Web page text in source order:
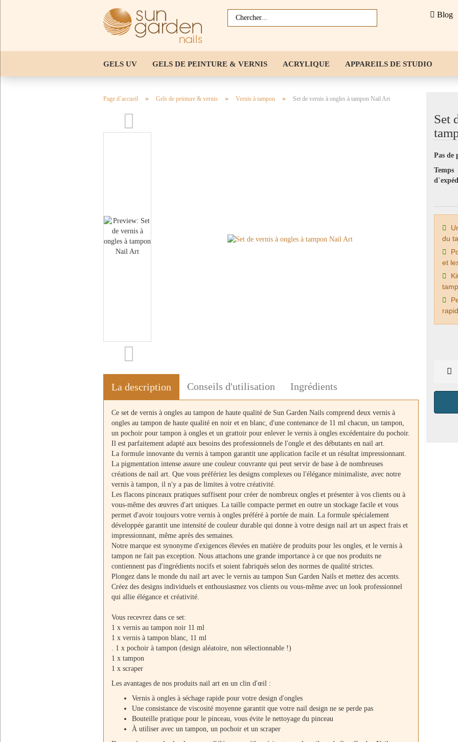
Blog
GELS UV GELS DE PEINTURE & VERNIS ACRYLIQUE APPAREILS DE STUDIO
ACCESSOIRES POUR LES ONGLES
Page d`accueil » Gels de peinture & vernis » Vernis à tampon » Set de vernis à ongles à tampon Nail Art
Set
Pas de
Temps
du
et
La description Conseils d'utilisation Ingrédients
Ce set de vernis à ongles au tampon de haute qualité de Sun Garden Nails comprend deux vernis à
ongles au tampon de haute qualité en noir et en blanc, d'une contenance de 11 ml chacun, un tampon,
un pochoir pour tampon à ongles et un grattoir pour enlever le vernis à ongles excédentaire du pochoir.
Il est parfaitement adapté aux besoins des professionnels de l'ongle et des débutants en nail art.
La formule innovante du vernis à tampon garantit une application facile et un résultat impressionnant.
La pigmentation intense assure une couleur couvrante qui peut servir de base à de nombreuses
créations de nail art. Que vous préfériez les designs complexes ou l'élégance minimaliste, avec notre
vernis à tampon, il n'y a pas de limites à votre créativité.
Les flacons pinceaux pratiques suffisent pour créer de nombreux ongles et présenter à vos clients ou à
vous-même des œuvres d'art uniques. La taille compacte permet en outre un stockage facile et vous
permet d'avoir toujours votre vernis à ongles préféré à portée de main. La formule spécialement
développée garantit une intensité de couleur durable qui donne à votre design nail art un aspect frais et
impressionnant, même après des semaines.
Notre marque est synonyme d'exigences élevées en matière de produits pour les ongles, et le vernis à
tampon ne fait pas exception. Nous attachons une grande importance à ce que nos produits ne
contiennent pas d'ingrédients nocifs et soient fabriqués selon des normes de qualité strictes.
Plongez dans le monde du nail art avec le vernis au tampon Sun Garden Nails et mettez des accents.
Créez des designs individuels et enthousiasmez vos clients ou vous-même avec un look professionnel
qui allie élégance et créativité.
Vous recevrez dans ce set:
1 x vernis au tampon noir 11 ml
1 x vernis à tampon blanc, 11 ml
. 1 x pochoir à tampon (design aléatoire, non sélectionnable !)
1 x tampon
1 x scraper
Les avantages de nos produits nail art en un clin d'œil :
Vernis à ongles à séchage rapide pour votre design d'ongles
Une consistance de viscosité moyenne garantit que votre nail design ne se perde pas
Bouteille pratique pour le pinceau, vous évite le nettoyage du pinceau
À utiliser avec un tampon, un pochoir et un scraper